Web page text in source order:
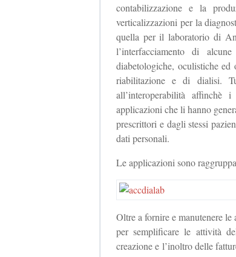
contabilizzazione e la
verticalizzazioni per la
quella per il laboratorio di
l’interfacciamento di
diabetologiche, oculistiche
riabilitazione e di dialisi.
all’interoperabilità
applicazioni che li hanno
prescrittori e dagli stessi
dati personali.
Le applicazioni sono
Oltre a fornire e manutenere
per semplificare le attività
creazione e l’inoltro delle